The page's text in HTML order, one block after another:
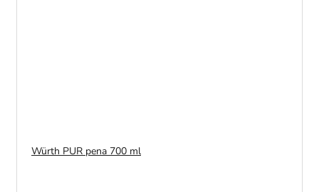
Würth PUR pena 700 ml